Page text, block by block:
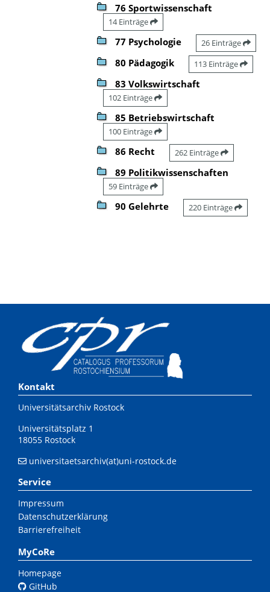
76 Sportwissenschaft
14 Einträge
77 Psychologie 26 Einträge
80 Pädagogik 113 Einträge
83 Volkswirtschaft
102 Einträge
85 Betriebswirtschaft
100 Einträge
86 Recht 262 Einträge
89 Politikwissenschaften
59 Einträge
90 Gelehrte 220 Einträge
Kontakt
Universitätsarchiv Rostock
Universitätsplatz 1
18055 Rostock
universitaetsarchiv(at)uni-rostock.de
Service
Impressum
Datenschutzerklärung
Barrierefreiheit
MyCoRe
Homepage
GitHub